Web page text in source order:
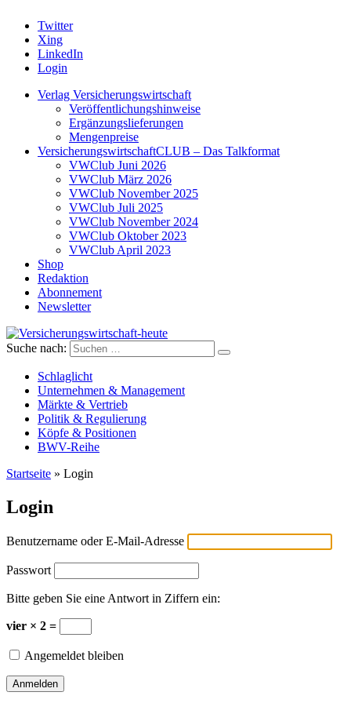
Twitter
Xing
LinkedIn
Login
Verlag Versicherungswirtschaft
Veröffentlichungshinweise
Ergänzungslieferungen
Mengenpreise
VersicherungswirtschaftCLUB – Das Talkformat
VWClub Juni 2026
VWClub März 2026
VWClub November 2025
VWClub Juli 2025
VWClub November 2024
VWClub Oktober 2023
VWClub April 2023
Shop
Redaktion
Abonnement
Newsletter
Versicherungswirtschaft-heute
Suche nach:
Schlaglicht
Unternehmen & Management
Märkte & Vertrieb
Politik & Regulierung
Köpfe & Positionen
BWV-Reihe
Startseite » Login
Login
Benutzername oder E-Mail-Adresse
Passwort
Bitte geben Sie eine Antwort in Ziffern ein:
vier × 2 =
Angemeldet bleiben